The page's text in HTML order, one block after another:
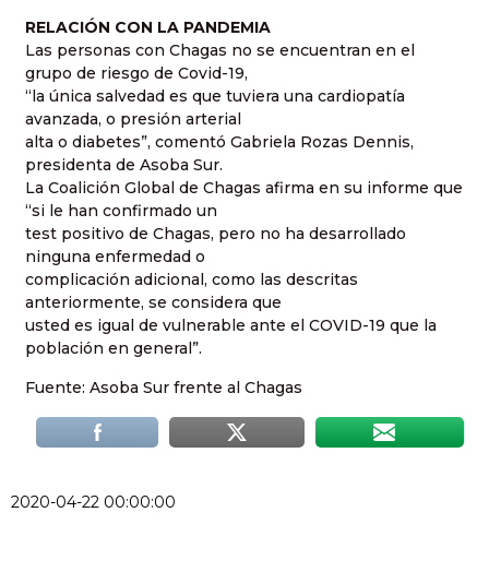
RELACIÓN CON LA PANDEMIA
Las personas con Chagas no se encuentran en el
grupo de riesgo de Covid-19,
“la única salvedad es que tuviera una cardiopatía
avanzada, o presión arterial
alta o diabetes”, comentó Gabriela Rozas Dennis,
presidenta de Asoba Sur.
La Coalición Global de Chagas afirma en su informe que
“si le han confirmado un
test positivo de Chagas, pero no ha desarrollado
ninguna enfermedad o
complicación adicional, como las descritas
anteriormente, se considera que
usted es igual de vulnerable ante el COVID-19 que la
población en general”.
Fuente: Asoba Sur frente al Chagas
2020-04-22 00:00:00